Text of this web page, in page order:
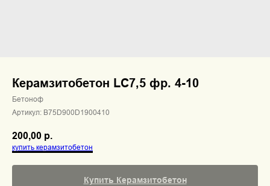
Керамзитобетон LC7,5 фр. 4-10
Бетоноф
Артикул: B75D900D1900410
200,00 р.
купить керамзитобетон
Купить Керамзитобетон